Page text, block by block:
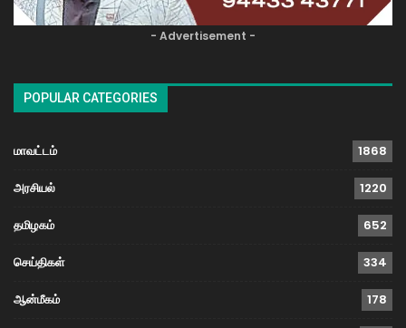
- Advertisement -
POPULAR CATEGORIES
மாவட்டம் 1868
அரசியல் 1220
தமிழகம் 652
செய்திகள் 334
ஆன்மீகம் 178